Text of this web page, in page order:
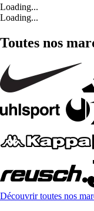
Loading...
Loading...
Toutes nos
Découvrir toutes nos